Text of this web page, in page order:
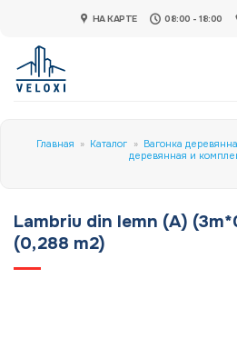
content
НА КАРТЕ 08:00 - 18:00
Главная » Каталог » Вагонка
деревянная и
Lambriu din lemn (A)
(0,288 m2)